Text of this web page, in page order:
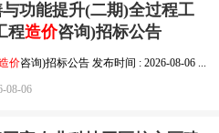
功能提升(二期)全过程工
程造价咨询)招标公告
价咨询)招标公告 发布时间 : 2026-08-06 ...
08-06